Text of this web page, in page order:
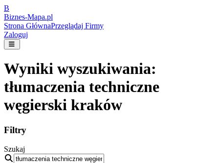
B
Biznes-Mapa.pl
Strona GłównaPrzeglądaj Firmy
Zaloguj
Wyniki wyszukiwania:
tłumaczenia techniczne
węgierski kraków
Filtry
Szukaj